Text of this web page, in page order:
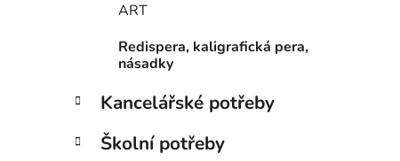
ART
Redispera, kaligrafická pera,
násadky
Kancelářské potřeby
Školní potřeby